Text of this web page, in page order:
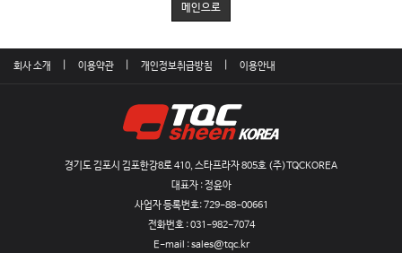
메인으로
회사 소개 이용약관 개인정보취급방침 이용안내
경기도 김포시 김포한강8로 410, 스타프라자 805호 (주)TQCKOREA
대표자 : 정윤아
사업자 등록번호:729-88-00661
전화번호 :031-982-7074
E-mail :sales@tqc.kr